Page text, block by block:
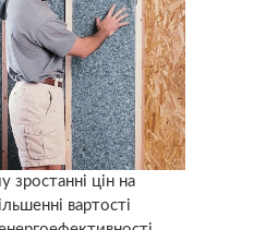
зростанні цін на
вартості